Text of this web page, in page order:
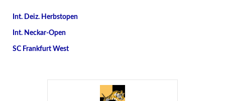
Int. Deiz. Herbstopen
Int. Neckar-Open
SC Frankfurt West
AUS DEM CHESS TIGERS SHOP